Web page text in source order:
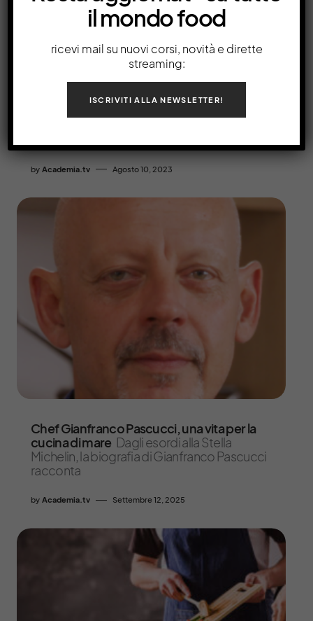
Usi e costumi della vendemmia in Italia
by Academia.tv Agosto 10, 2023
Chef Gianfranco Pascucci, una vita per la
cucina di mare Dagli esordi alla Stella
Michelin, la biografia di Gianfranco Pascucci
racconta
by Academia.tv Settembre 12, 2025
il mondo food
ricevi mail su nuovi corsi, novità e dirette
streaming:
ISCRIVITI ALLA NEWSLETTER!